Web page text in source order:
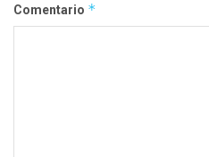
Comentario *